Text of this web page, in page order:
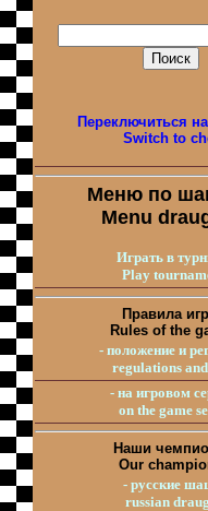
Переключиться
Switch to
Меню по
Menu
Играть в
Play
Правила
Rules of the
- положение и
regulations
- на игровом
on the game
Наши
Our
- русские
russian